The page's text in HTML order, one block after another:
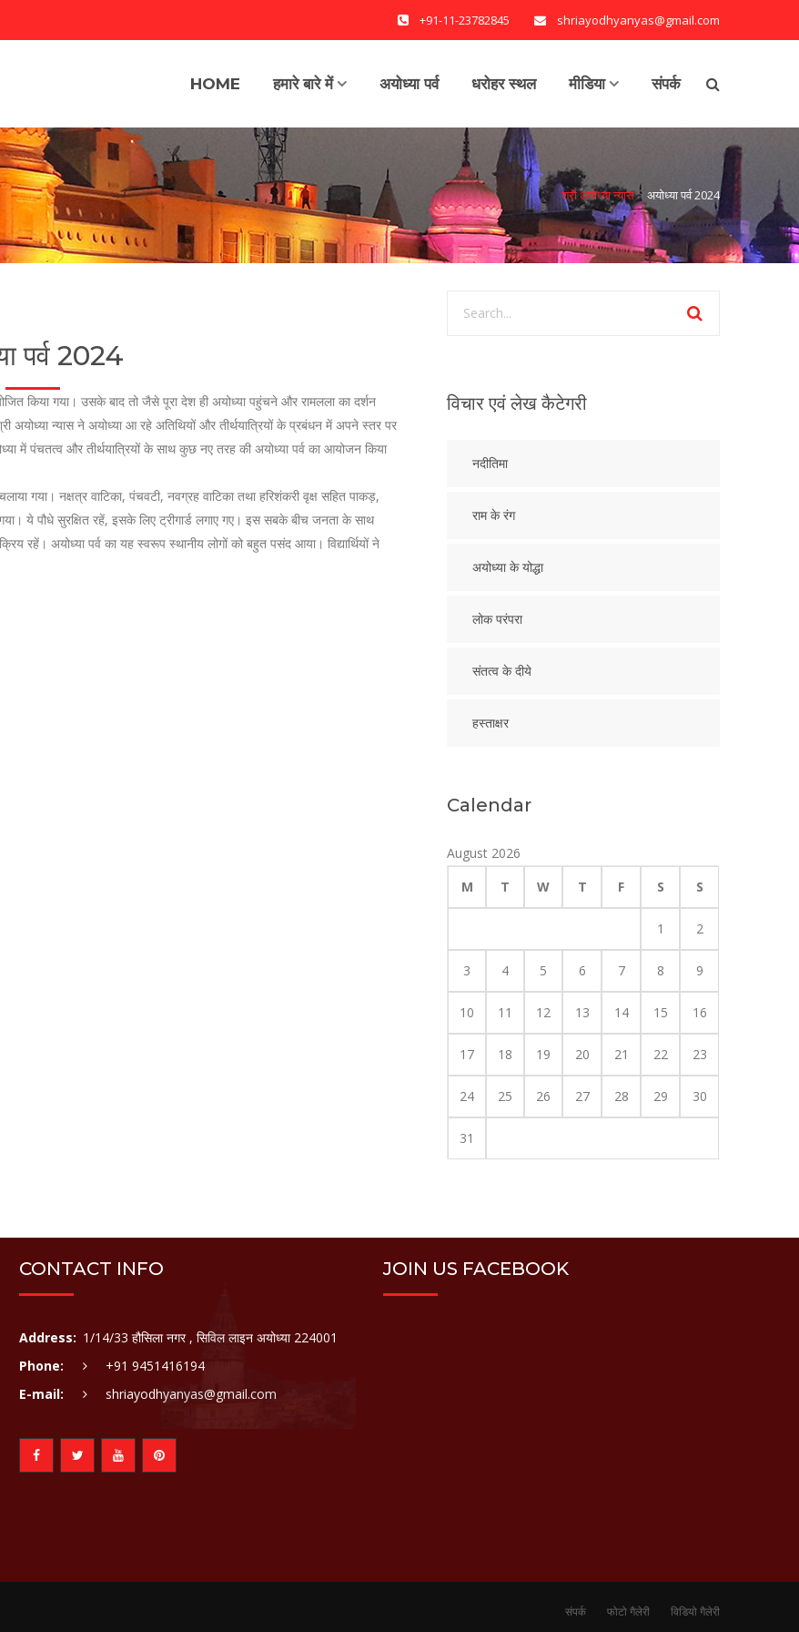
+91-11-23782845 shriayodhyanyas@gmail.com
HOME हमारे बारे में अयोध्या पर्व धरोहर स्थल मीडिया संपर्क
श्री अयोध्या न्यास> अयोध्या पर्व 2024
पर्व 2024
किया गया। उसके बाद तो जैसे पूरा देश ही अयोध्या पहुंचने और रामलला का दर्शन
अयोध्या न्यास ने अयोध्या आ रहे अतिथियों और तीर्थयात्रियों के प्रबंधन में अपने स्तर पर
में पंचतत्व और तीर्थयात्रियों के साथ कुछ नए तरह की अयोध्या पर्व का आयोजन किया
गया। नक्षत्र वाटिका, पंचवटी, नवग्रह वाटिका तथा हरिशंकरी वृक्ष सहित पाकड़,
ये पौधे सुरक्षित रहें, इसके लिए ट्रीगार्ड लगाए गए। इस सबके बीच जनता के साथ
रहें। अयोध्या पर्व का यह स्वरूप स्थानीय लोगों को बहुत पसंद आया। विद्यार्थियों ने
विचार एवं लेख कैटेगरी
नदीतिमा
राम के रंग
अयोध्या के योद्धा
लोक परंपरा
संतत्व के दीये
हस्ताक्षर
Calendar
August 2026
M
T W T F S S
1 2
3 4 5 6 7 8 9
10 11 12 13 14 15 16
17 18 19 20 21 22 23
24 25 26 27 28 29 30
31
CONTACT INFO
Address: 1/14/33 हौसिला नगर , सिविल लाइन अयोध्या 224001
Phone:
+91 9451416194
E-mail:
shriayodhyanyas@gmail.com
JOIN US FACEBOOK
संपर्क फोटो गैलेरी विडियो गैलेरी